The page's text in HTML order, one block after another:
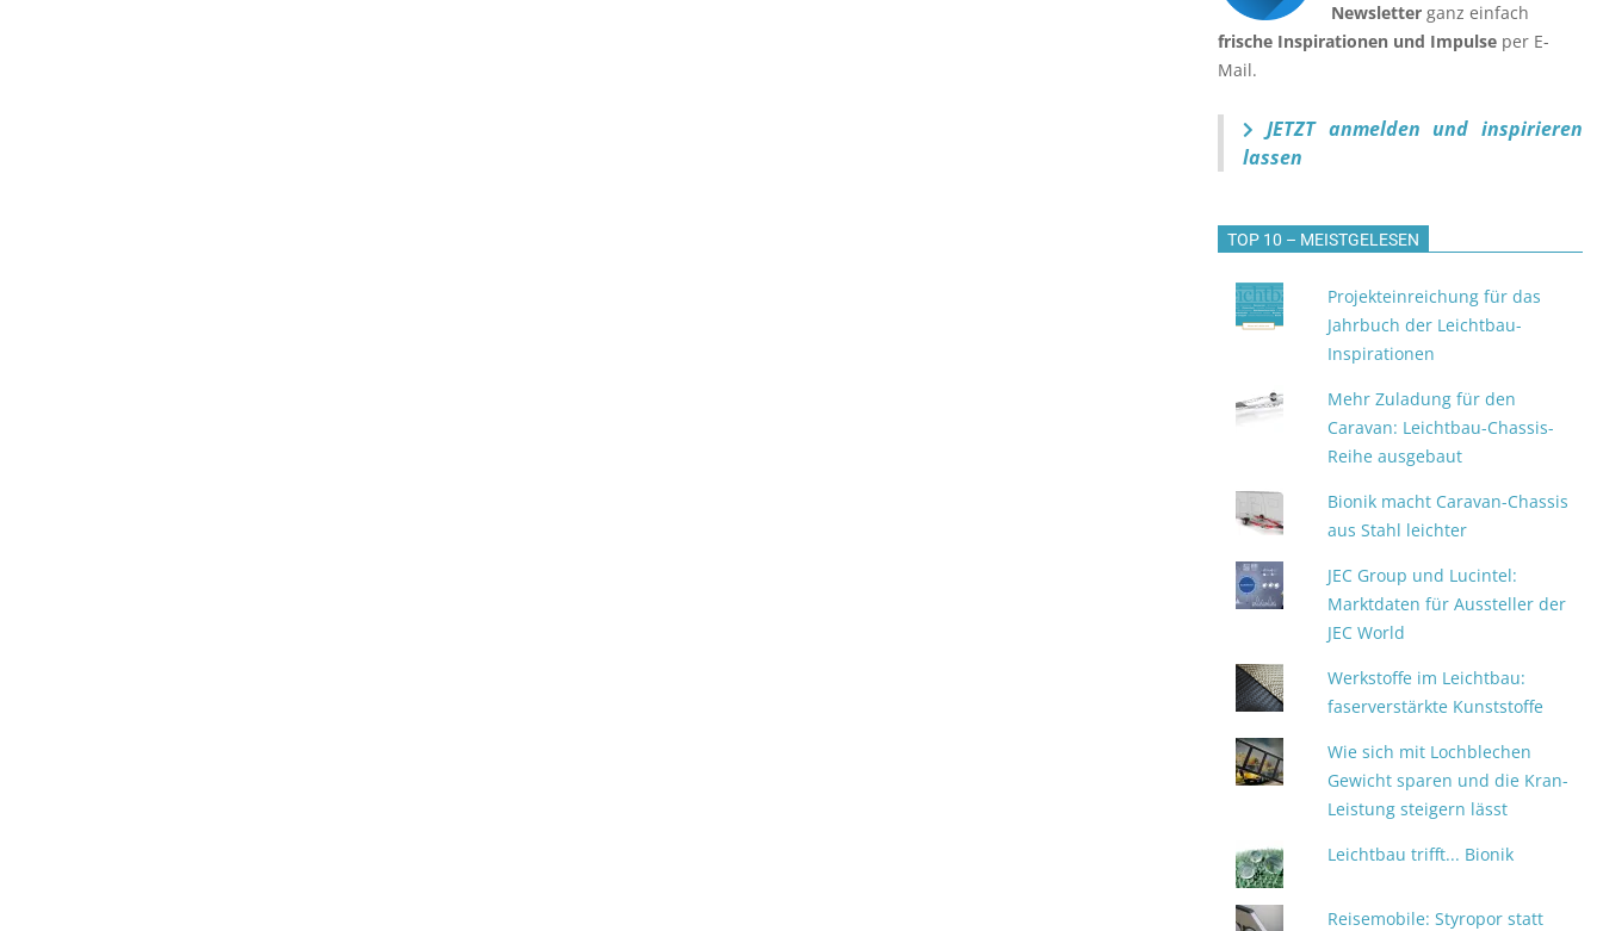
Newsletter ganz einfach
frische Inspirationen und Impulse per E-
Mail.
JETZT anmelden und inspirieren
lassen
TOP 10 – MEISTGELESEN
Projekteinreichung für das
Jahrbuch der Leichtbau-
Inspirationen
Mehr Zuladung für den
Caravan: Leichtbau-Chassis-
Reihe ausgebaut
Bionik macht Caravan-Chassis
aus Stahl leichter
JEC Group und Lucintel:
Marktdaten für Aussteller der
JEC World
Werkstoffe im Leichtbau:
faserverstärkte Kunststoffe
Wie sich mit Lochblechen
Gewicht sparen und die Kran-
Leistung steigern lässt
Leichtbau trifft... Bionik
Reisemobile: Styropor statt